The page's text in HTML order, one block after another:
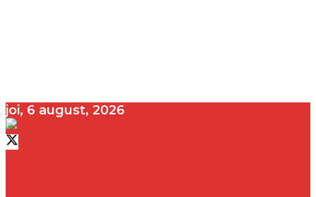
joi, 6 august, 2026